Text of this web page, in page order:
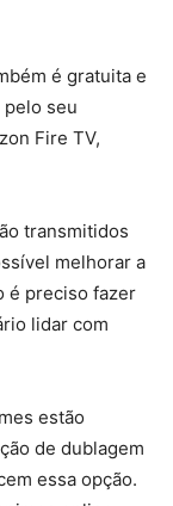
é gratuita e
seu
Fire TV,
transmitidos
melhorar a
é preciso fazer
lidar com
estão
de dublagem
essa opção.